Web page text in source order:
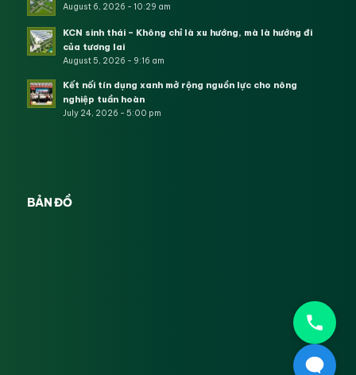
August 6, 2026 - 10:29 am
KCN sinh thái – Không chỉ là xu hướng, mà là hướng đi
của tương lai
August 5, 2026 - 9:16 am
Kết nối tín dụng xanh mở rộng nguồn lực cho nông
nghiệp tuần hoàn
July 24, 2026 - 5:00 pm
BẢN ĐỒ